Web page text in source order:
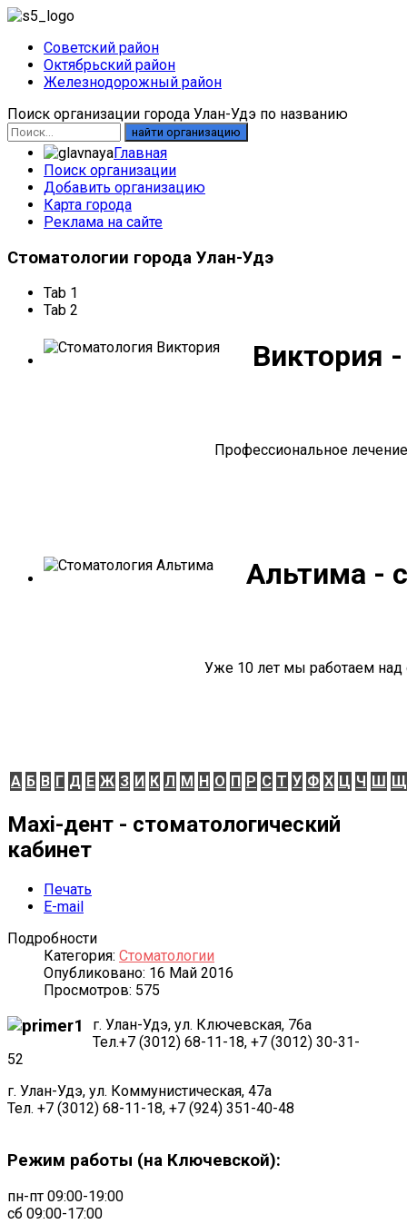
Советский район
Октябрьский район
Железнодорожный район
Поиск организации города Улан-Удэ по названию
найти организацию
Главная
Поиск организации
Добавить организацию
Карта города
Реклама на сайте
Стоматологии города Улан-Удэ
Tab 1
Tab 2
Виктория
Профессиональное
Альтима -
Уже 10 лет мы работаем над
А Б В Г Д Е Ж З И К Л М Н О П Р С Т У Ф Х Ц Ч Ш Щ
Maxi-дент - стоматологический
кабинет
Печать
E-mail
Подробности
Категория: Стоматологии
Опубликовано: 16 Май 2016
Просмотров: 575
г. Улан-Удэ, ул. Ключевская, 76а
Тел.+7 (3012) 68-11-18, +7 (3012) 30-31-
52
г. Улан-Удэ, ул. Коммунистическая, 47а
Тел. +7 (3012) 68-11-18, +7 (924) 351-40-48
Режим работы (на Ключевской):
пн-пт 09:00-19:00
сб 09:00-17:00